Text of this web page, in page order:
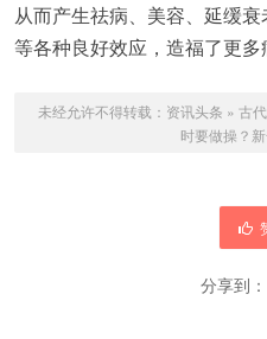
从而产生祛病、美容、延缓
等各种良好效应，造福了更多
未经允许不得转载： 资讯头条 » 古
时要做操？
分享到：